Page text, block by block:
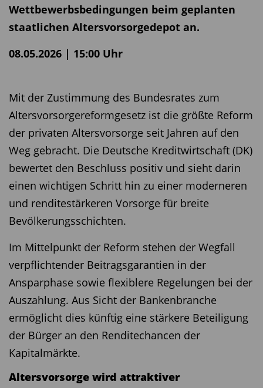
Wettbewerbsbedingungen beim geplanten
staatlichen Altersvorsorgedepot an.
08.05.2026 | 15:00 Uhr
Mit der Zustimmung des Bundesrates zum
Altersvorsorgereformgesetz ist die größte Reform
der privaten Altersvorsorge seit Jahren auf den
Weg gebracht. Die Deutsche Kreditwirtschaft (DK)
bewertet den Beschluss positiv und sieht darin
einen wichtigen Schritt hin zu einer moderneren
und renditestärkeren Vorsorge für breite
Bevölkerungsschichten.
Im Mittelpunkt der Reform stehen der Wegfall
verpflichtender Beitragsgarantien in der
Ansparphase sowie flexiblere Regelungen bei der
Auszahlung. Aus Sicht der Bankenbranche
ermöglicht dies künftig eine stärkere Beteiligung
der Bürger an den Renditechancen der
Kapitalmärkte.
Altersvorsorge wird attraktiver